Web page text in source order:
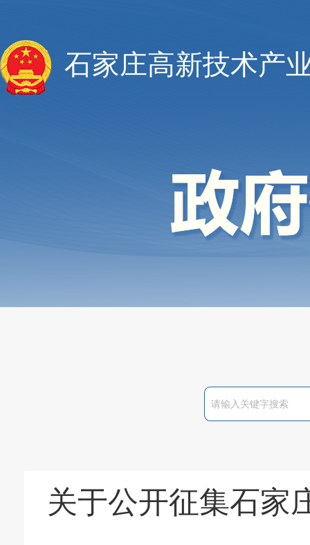
石家庄高新技术产
关于公开征集石家